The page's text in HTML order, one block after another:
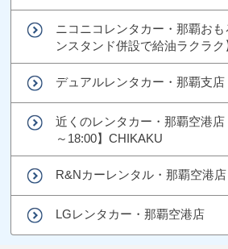
ニコニコレンタカー・那覇おも
ンスタンド併設で給油ラクラク
デュアルレンタカー・那覇支店
近くのレンタカー・那覇空港
～18:00】CHIKAKU
R&Nカーレンタル・那覇空港店
LGレンタカー・那覇空港店